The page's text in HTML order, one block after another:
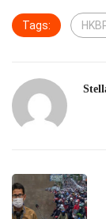
Tags: